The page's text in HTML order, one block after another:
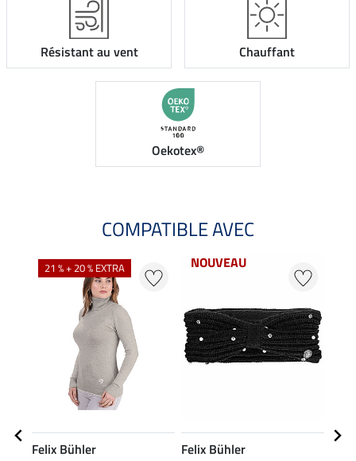
Résistant au vent Chauffant
Oekotex®
COMPATIBLE AVEC
21 % + 20 % EXTRA
Felix Bühler
NOUVEAU
Felix Bühler